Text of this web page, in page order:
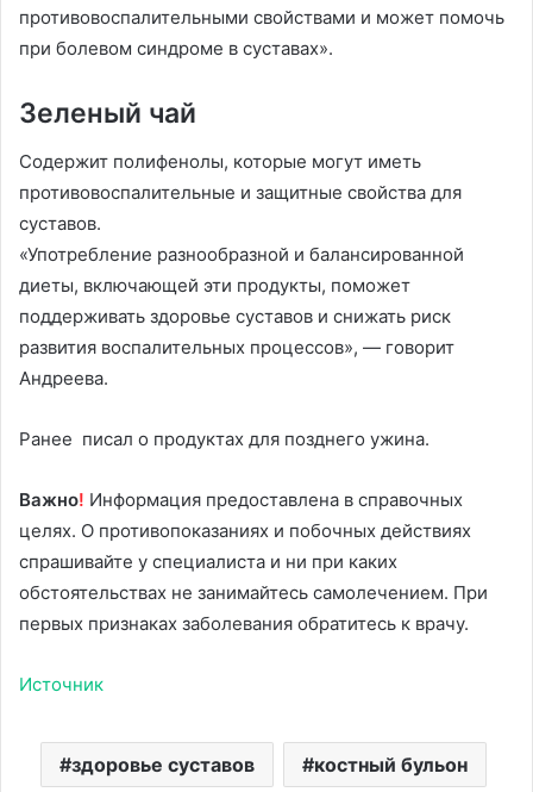
противовоспалительными свойствами и может помочь
при болевом синдроме в суставах».
Зеленый чай
Содержит полифенолы, которые могут иметь
противовоспалительные и защитные свойства для
суставов.
«Употребление разнообразной и балансированной
диеты, включающей эти продукты, поможет
поддерживать здоровье суставов и снижать риск
развития воспалительных процессов», — говорит
Андреева.
Ранее писал о продуктах для позднего ужина.
Важно! Информация предоставлена в справочных
целях. О противопоказаниях и побочных действиях
спрашивайте у специалиста и ни при каких
обстоятельствах не занимайтесь самолечением. При
первых признаках заболевания обратитесь к врачу.
Источник
здоровье суставов костный бульон